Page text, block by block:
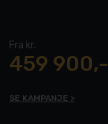
Fra kr.
459 900,-
SE KAMPANJE >